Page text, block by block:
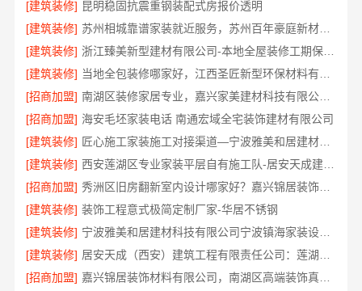
[建筑装修] 昆明稳固抗震重钢装配式房报价透明
[建筑装修]
苏州相城靠谱家装就近服务，苏州百年豪庭新材料有限公司品质装修
[建筑装修]
浙江臻美新型建材有限公司-本地全屋装修工期保障大平层
[建筑装修]
[招商加盟]
南湖区装修家居专业，嘉兴家美建材科技有限公司品质保障
[招商加盟] 海安毛坯家装电话 南通宏域全宅装饰建材有限公司
[建筑装修]
匠心施工家装施工对接渠道—宁波雅美和居建材科技有限公司
[建筑装修]
西安莲湖区专业家装平层自有施工队-居安天成建筑工程
[招商加盟]
秀洲区旧房翻新室内设计哪家好？嘉兴锦居装饰材料有限公司靠谱
[建筑装修] 装饰工程意式极简定制厂家-华居不锈钢
[建筑装修]
宁波雅美和居建材科技有限公司宁波镇海家装设计合作联系方式
[建筑装修]
[招商加盟]
嘉兴锦居装饰材料有限公司，南湖区高端装饰真实评测